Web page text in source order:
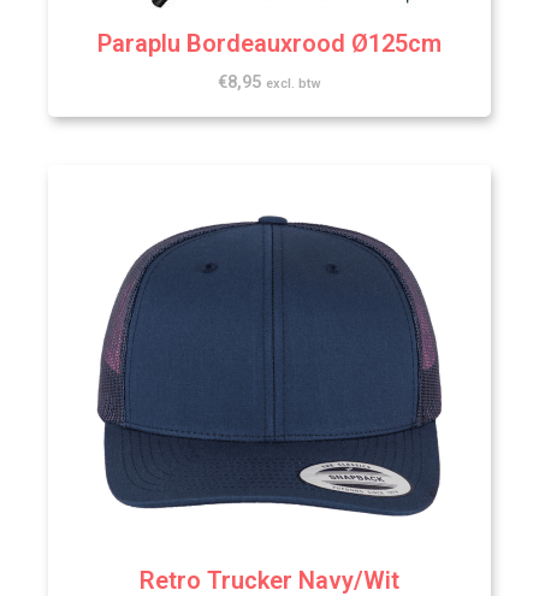
Paraplu Bordeauxrood Ø125cm
€8,95 excl. btw
Retro Trucker Navy/Wit